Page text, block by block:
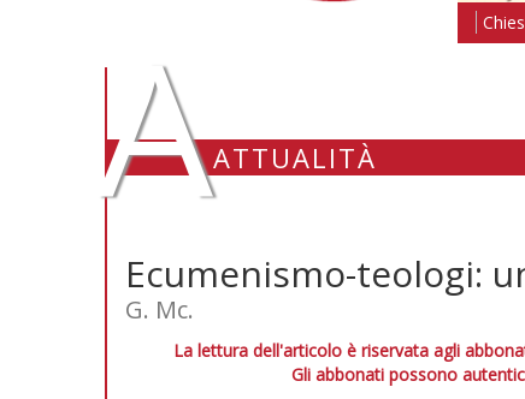
AATTUALITÀ
Ecumenismo-teologi:
G. Mc.
La lettura dell'articolo è riservata agli
Gli abbonati possono